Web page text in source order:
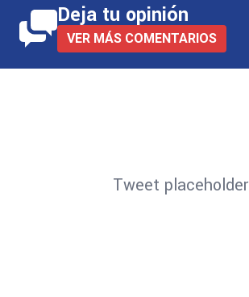
Deja tu opinión
VER MÁS COMENTARIOS
Tweet placeholder